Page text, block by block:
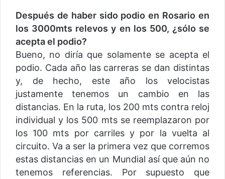
Después de haber sido podio en Rosario en
los 3000mts relevos y en los 500, ¿sólo se
acepta el podio?
Bueno, no diría que solamente se acepta el
podio. Cada año las carreras se dan distintas
y, de hecho, este año los velocistas
justamente tenemos un cambio en las
distancias. En la ruta, los 200 mts contra reloj
individual y los 500 mts se reemplazaron por
los 100 mts por carriles y por la vuelta al
circuito. Va a ser la primera vez que corremos
estas distancias en un Mundial así que aún no
tenemos referencias. Por supuesto que